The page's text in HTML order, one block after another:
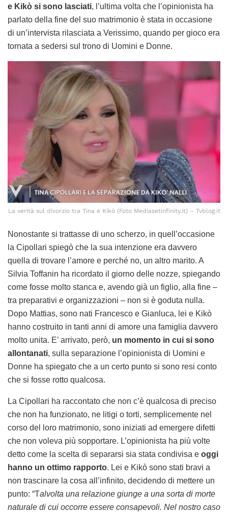
e Kikò si sono lasciati, l’ultima volta che l’opinionista ha
parlato della fine del suo matrimonio è stata in occasione
di un’intervista rilasciata a Verissimo, quando per gioco era
tornata a sedersi sul trono di Uomini e Donne.
La verità sul divorzio tra Tina e Kikò (Foto Mediasetinfinity.it) – Tvblog.it
Nonostante si trattasse di uno scherzo, in quell’occasione
la Cipollari spiegò che la sua intenzione era davvero
quella di trovare l’amore e perché no, un altro marito. A
Silvia Toffanin ha ricordato il giorno delle nozze, spiegando
come fosse molto stanca e, avendo già un figlio, alla fine –
tra preparativi e organizzazioni – non si è goduta nulla.
Dopo Mattias, sono nati Francesco e Gianluca, lei e Kikò
hanno costruito in tanti anni di amore una famiglia davvero
molto unita. E’ arrivato, però, un momento in cui si sono
allontanati, sulla separazione l’opinionista di Uomini e
Donne ha spiegato che a un certo punto si sono resi conto
che si fosse rotto qualcosa.
La Cipollari ha raccontato che non c’è qualcosa di preciso
che non ha funzionato, ne litigi o torti, semplicemente nel
corso del loro matrimonio, sono iniziati ad emergere difetti
che non voleva più sopportare. L’opinionista ha più volte
detto come la scelta di separarsi sia stata condivisa e oggi
hanno un ottimo rapporto. Lei e Kikò sono stati bravi a
non trascinare la cosa all’infinito, decidendo di mettere un
punto: “Talvolta una relazione giunge a una sorta di morte
naturale di cui occorre essere consapevoli. Nel nostro caso